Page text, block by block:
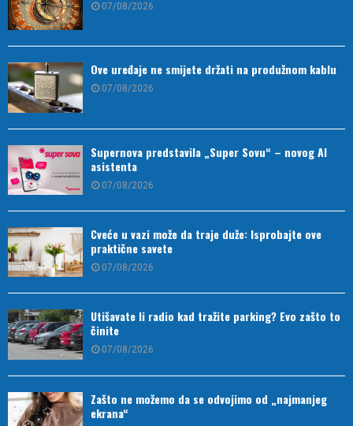
07/08/2026
Ove uređaje ne smijete držati na produžnom kablu
07/08/2026
Supernova predstavila „Super Sovu“ – novog AI
asistenta
07/08/2026
Cveće u vazi može da traje duže: Isprobajte ove
praktične savete
07/08/2026
Utišavate li radio kad tražite parking? Evo zašto to
činite
07/08/2026
Zašto ne možemo da se odvojimo od „najmanjeg
ekrana“